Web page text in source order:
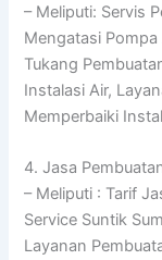
– Meliputi: Servis
Mengatasi
Tukang
Instalasi Air,
Memperbaiki
4. Jasa
– Meliputi : Tarif
Service Suntik
Layanan